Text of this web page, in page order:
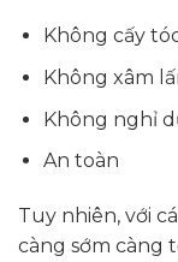
Không cấy
Không xâm
Không nghỉ
An toàn
Tuy nhiên, với
càng sớm càng